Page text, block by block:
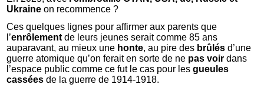
Ukraine on recommence ?
Ces quelques lignes pour affirmer aux parents que
l’enrôlement de leurs jeunes serait comme 85 ans
auparavant, au mieux une honte, au pire des brûlés d’une
guerre atomique qu’on ferait en sorte de ne pas voir dans
l’espace public comme ce fut le cas pour lesgueules
cassées de la guerre de 1914-1918.